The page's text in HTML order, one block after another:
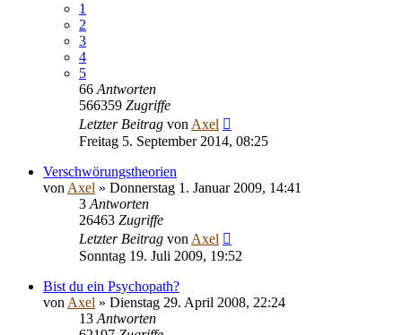
1
2
3
4
5
66 Antworten
566359 Zugriffe
Letzter Beitrag vonAxel
Freitag 5. September 2014, 08:25
Verschwörungstheorien
vonAxel » Donnerstag 1. Januar 2009, 14:41
3 Antworten
26463 Zugriffe
Letzter Beitrag vonAxel
Sonntag 19. Juli 2009, 19:52
Bist du ein Psychopath?
vonAxel » Dienstag 29. April 2008, 22:24
13 Antworten